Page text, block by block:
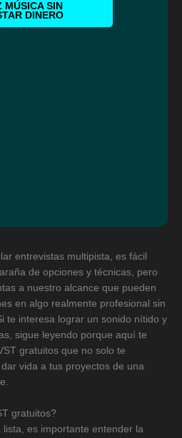
MÚSICA SIN
DINERO
entrevistas multipista, es fácil
de opciones y técnicas, pero
a nuestro alcance que pueden
en algo realmente profesional sin
te interesa lograr un sonido nítido y
sigue leyendo porque aquí te
gratuitos que no solo te
vida a tus proyectos de una
gratuitos?
es importante entender la